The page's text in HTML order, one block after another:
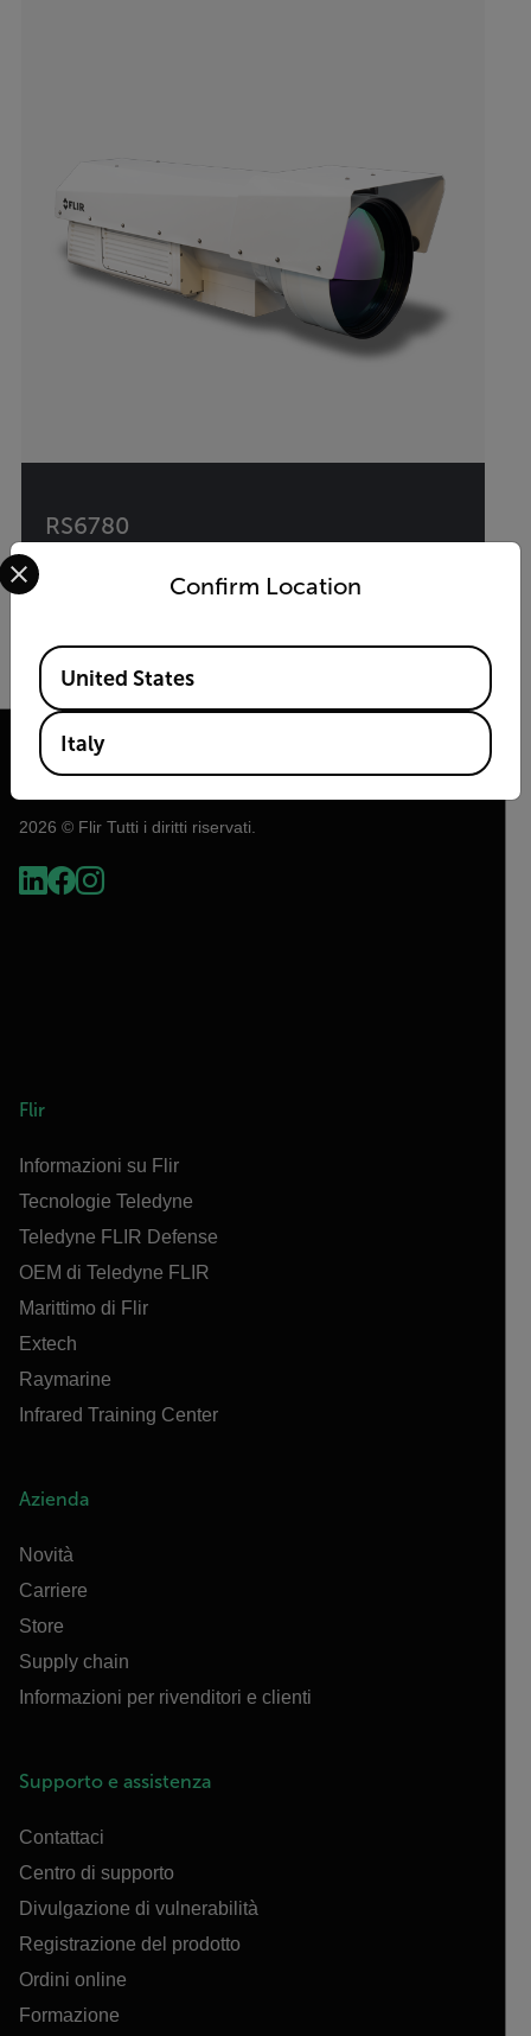
RS6780
Gamma di telecamere Scientific MWIR
2026 © Flir Tutti i diritti riservati.
Flir
Informazioni su Flir
Tecnologie Teledyne
Teledyne FLIR Defense
OEM di Teledyne FLIR
Marittimo di Flir
Extech
Raymarine
Infrared Training Center
Azienda
Novità
Carriere
Store
Supply chain
Informazioni per rivenditori e clienti
Supporto e assistenza
Contattaci
Centro di supporto
Divulgazione di vulnerabilità
Registrazione del prodotto
Ordini online
Formazione
Confirm Location
Select your preferred country and language from the
Available Locations
United States
Italy